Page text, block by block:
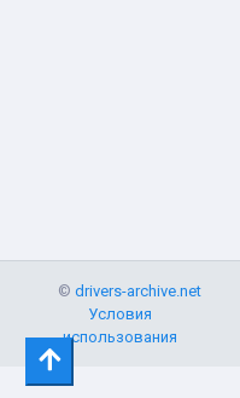
©drivers-archive.net
Условия
использования